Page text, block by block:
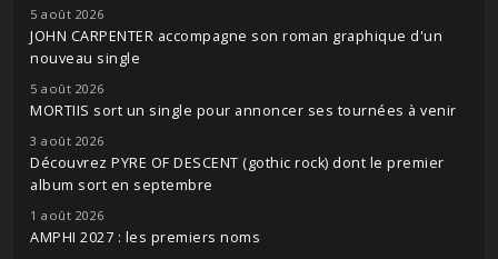
5 août 2026
JOHN CARPENTER accompagne son roman graphique d'un
nouveau single
5 août 2026
MORTIIS sort un single pour annoncer ses tournées à venir
3 août 2026
Découvrez PYRE OF DESCENT (gothic rock) dont le premier
album sort en septembre
1 août 2026
AMPHI 2027 : les premiers noms